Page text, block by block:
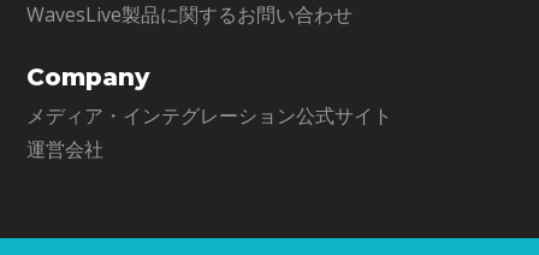
WavesLive製品に関するお問い合わせ
Company
メディア・インテグレーション公式サイト
運営会社